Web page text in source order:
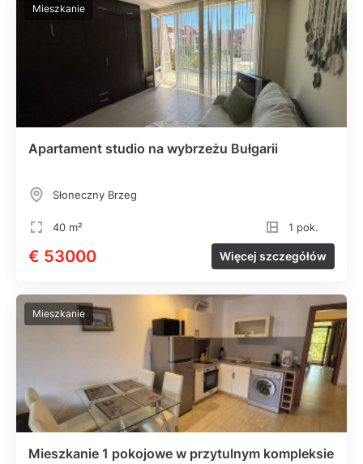
Mieszkanie
Apartament studio na wybrzeżu Bułgarii
Słoneczny Brzeg
40 m² 1 pok.
€ 53000 Więcej szczegółów
Mieszkanie
Mieszkanie 1 pokojowe w przytulnym kompleksie